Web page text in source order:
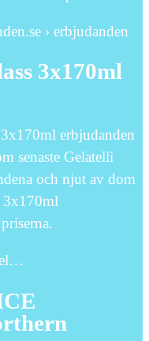
› erbjudanden
3x170ml
erbjudanden
senaste Gelatelli
och njut av dom
3x170ml